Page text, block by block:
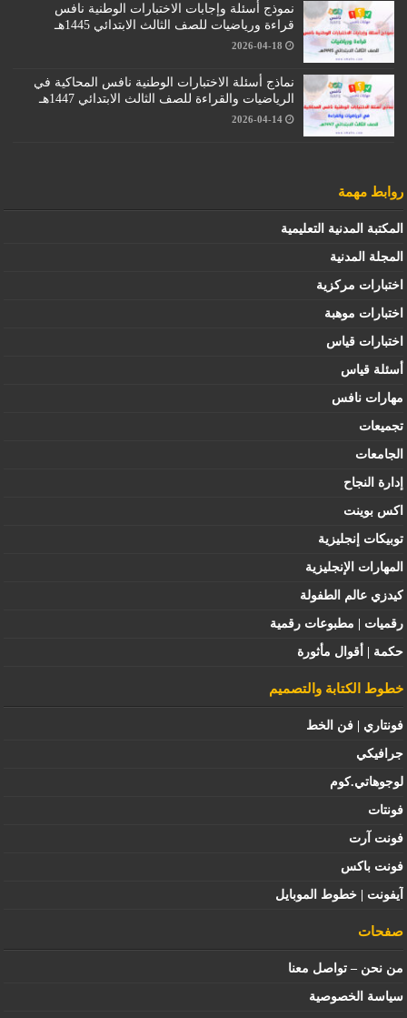
نموذج أسئلة وإجابات الاختبارات الوطنية نافس
قراءة ورياضيات للصف الثالث الابتدائي 1445هـ
2026-04-18
نماذج أسئلة الاختبارات الوطنية نافس المحاكية في
الرياضيات والقراءة للصف الثالث الابتدائي 1447هـ
2026-04-14
روابط مهمة
المكتبة المدنية التعليمية
المجلة المدنية
اختبارات مركزية
اختبارات موهبة
اختبارات قياس
أسئلة قياس
مهارات نافس
تجميعات
الجامعات
إدارة النجاح
اكس بوينت
توبيكات إنجليزية
المهارات الإنجليزية
كيدزي عالم الطفولة
رقميات | مطبوعات رقمية
حكمة | أقوال مأثورة
خطوط الكتابة والتصميم
فونتاري | فن الخط
جرافيكي
لوجوهاتي.كوم
فونتات
فونت آرت
فونت باكس
آيفونت | خطوط الموبايل
صفحات
من نحن – تواصل معنا
سياسة الخصوصية